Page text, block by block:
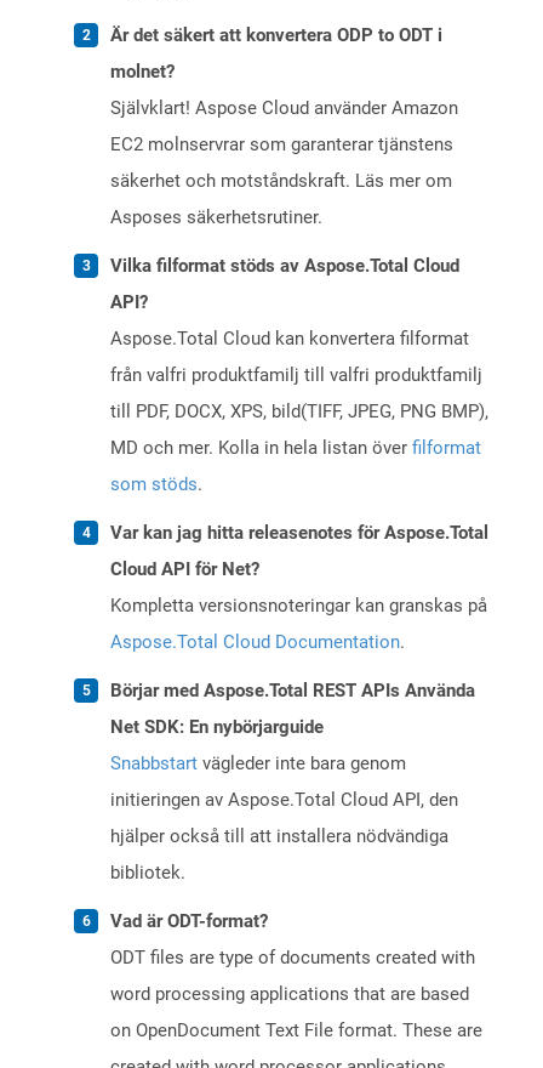
Är det säkert att konvertera ODP to ODT i
molnet?
Självklart! Aspose Cloud använder Amazon
EC2 molnservrar som garanterar tjänstens
säkerhet och motståndskraft. Läs mer om
Asposes säkerhetsrutiner.
Vilka filformat stöds av Aspose.Total Cloud
API?
Aspose.Total Cloud kan konvertera filformat
från valfri produktfamilj till valfri produktfamilj
till PDF, DOCX, XPS, bild(TIFF, JPEG, PNG BMP),
MD och mer. Kolla in hela listan över filformat
som stöds.
Var kan jag hitta releasenotes för Aspose.Total
Cloud API för Net?
Kompletta versionsnoteringar kan granskas på
Aspose.Total Cloud Documentation.
Börjar med Aspose.Total REST APIs Använda
Net SDK: En nybörjarguide
Snabbstart vägleder inte bara genom
initieringen av Aspose.Total Cloud API, den
hjälper också till att installera nödvändiga
bibliotek.
Vad är ODT-format?
ODT files are type of documents created with
word processing applications that are based
on OpenDocument Text File format. These are